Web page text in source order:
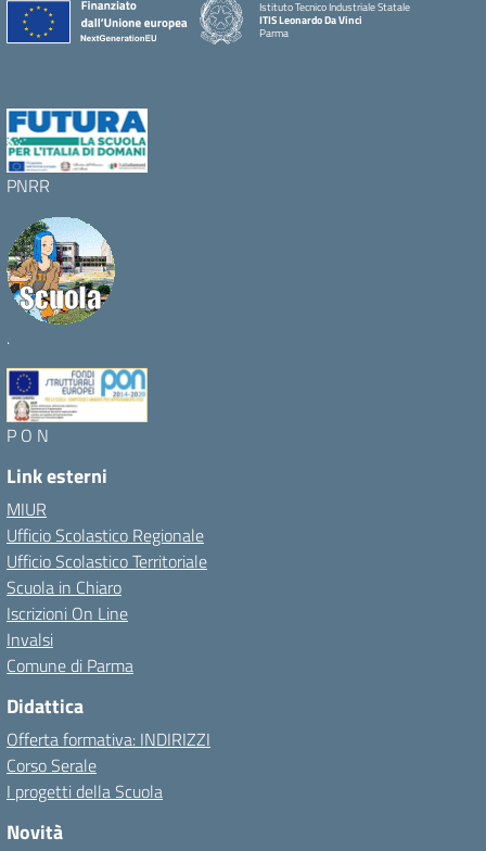
Istituto Tecnico Industriale Statale
ITIS Leonardo Da Vinci
Parma
PNRR
.
P O N
Link esterni
MIUR
Ufficio Scolastico Regionale
Ufficio Scolastico Territoriale
Scuola in Chiaro
Iscrizioni On Line
Invalsi
Comune di Parma
Didattica
Offerta formativa: INDIRIZZI
Corso Serale
I progetti della Scuola
Novità